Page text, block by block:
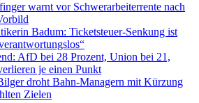
warnt vor Schwerarbeiterrente nach
Badum: Ticketsteuer-Senkung ist
AfD bei 28 Prozent, Union bei 21,
je einen Punkt
droht Bahn-Managern mit Kürzung
Zielen